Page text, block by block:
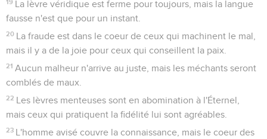
19 La lèvre véridique est ferme pour toujours, mais la langue
fausse n'est que pour un instant.
20 La fraude est dans le coeur de ceux qui machinent le mal,
mais il y a de la joie pour ceux qui conseillent la paix.
21 Aucun malheur n'arrive au juste, mais les méchants seront
comblés de maux.
22 Les lèvres menteuses sont en abomination à l'Éternel,
mais ceux qui pratiquent la fidélité lui sont agréables.
23 L'homme avisé couvre la connaissance, mais le coeur des